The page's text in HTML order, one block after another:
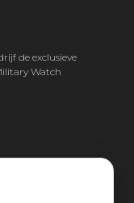
de exclusieve
Watch